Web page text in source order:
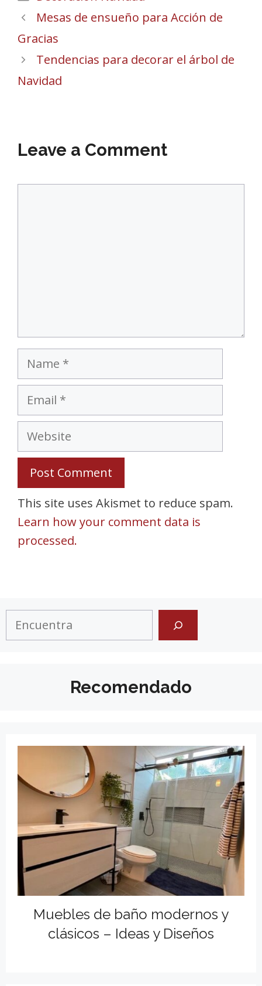
Mesas de ensueño para Acción de
Gracias
Tendencias para decorar el árbol de
Navidad
Leave a Comment
Name
Email
Website
This site uses Akismet to reduce spam.
Learn how your comment data is
processed.
Search
Recomendado
Muebles de baño modernos y
clásicos – Ideas y Diseños